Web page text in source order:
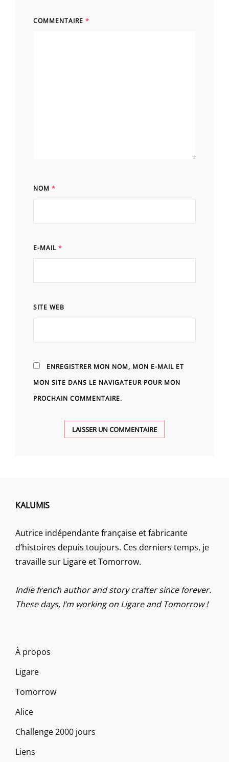
COMMENTAIRE *
NOM *
E-MAIL *
SITE WEB
ENREGISTRER MON NOM, MON E-MAIL ET
MON SITE DANS LE NAVIGATEUR POUR MON
PROCHAIN COMMENTAIRE.
KALUMIS
Autrice indépendante française et fabricante
d’histoires depuis toujours. Ces derniers temps, je
travaille sur Ligare et Tomorrow.
Indie french author and story crafter since forever.
These days, I’m working on Ligare and Tomorrow !
À propos
Ligare
Tomorrow
Alice
Challenge 2000 jours
Liens